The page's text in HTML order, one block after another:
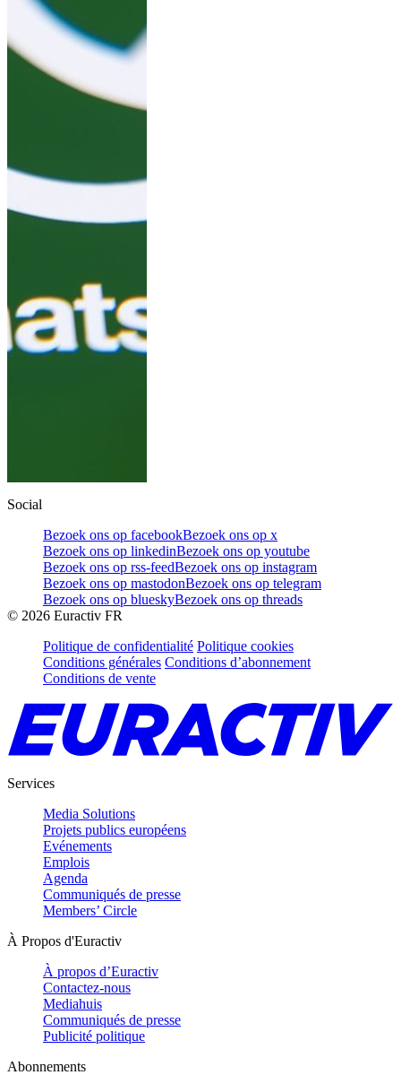
Social
Bezoek ons op facebookBezoek ons op x
Bezoek ons op linkedinBezoek ons op youtube
Bezoek ons op rss-feedBezoek ons op instagram
Bezoek ons op mastodonBezoek ons op telegram
Bezoek ons op blueskyBezoek ons op threads
© 2026 Euractiv FR
Politique de confidentialité Politique cookies
Conditions générales Conditions d’abonnement
Conditions de vente
Services
Media Solutions
Projets publics européens
Evénements
Emplois
Agenda
Communiqués de presse
Members’ Circle
À Propos d'Euractiv
À propos d’Euractiv
Contactez-nous
Mediahuis
Communiqués de presse
Publicité politique
Abonnements